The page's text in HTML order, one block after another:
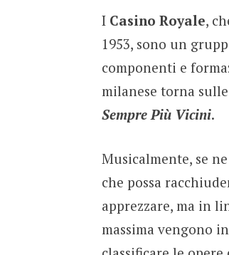
I Casino Royale,
1953, sono un
componenti e
milanese torna
Sempre Più Vicini.
Musicalmente, se
che possa
apprezzare, ma in
massima vengono